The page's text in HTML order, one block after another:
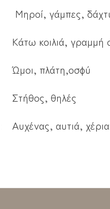
Μηροί, γάμπες,
Κάτω κοιλιά, γραμμή
Ώμοι, πλάτη,οσφύ
Στήθος, θηλές
Αυχένας, αυτιά,